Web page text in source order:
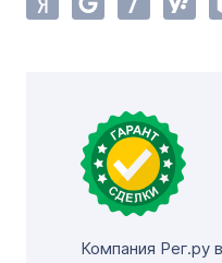
Компания Рег.ру